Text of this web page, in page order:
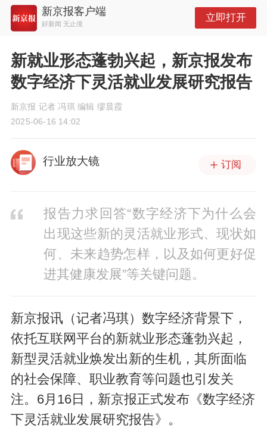
新京报客户端
好新闻 无止境
立即打开
新就业形态蓬勃兴起，新京报发布
数字经济下灵活就业发展研究报告
新京报 记者 冯琪 编辑 缪晨霞
2025-06-16 14:02
行业放大镜 订阅
报告力求回答“数字经济下为什么会
出现这些新的灵活就业形式、现状如
何、未来趋势怎样，以及如何更好促
进其健康发展”等关键问题。
新京报讯（记者冯琪）数字经济背景下，
依托互联网平台的新就业形态蓬勃兴起，
新型灵活就业焕发出新的生机，其所面临
的社会保障、职业教育等问题也引发关
注。6月16日，新京报正式发布《数字经济
下灵活就业发展研究报告》。